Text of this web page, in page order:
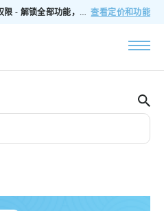
🔥$200/月畅享Tenjin完整访问权限 - 解锁全部功能，无隐藏费用，随时可取消 查看定价和功能